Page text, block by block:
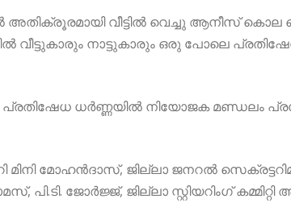
അതിക്രൂരമായി വീട്ടിൽ വെച്ചു ആനീസ് കൊല
വീട്ടുകാരും നാട്ടുകാരും ഒരു പോലെ
പ്രതിഷേധ ധർണ്ണയിൽ നിയോജക മണ്ഡലം
മിനി മോഹൻദാസ്, ജില്ലാ ജനറൽ
ജോർജ്ജ്, ജില്ലാ സ്റ്റിയറിംഗ്